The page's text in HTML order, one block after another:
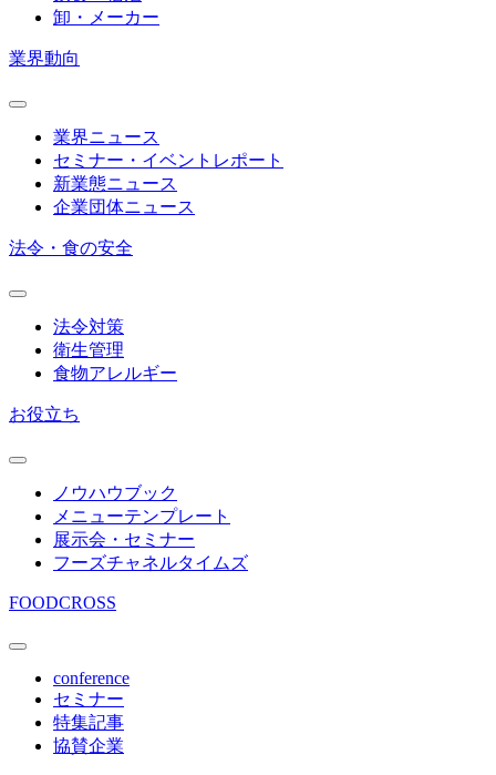
卸・メーカー
業界動向
業界ニュース
セミナー・イベントレポート
新業態ニュース
企業団体ニュース
法令・食の安全
法令対策
衛生管理
食物アレルギー
お役立ち
ノウハウブック
メニューテンプレート
展示会・セミナー
フーズチャネルタイムズ
FOODCROSS
conference
セミナー
特集記事
協賛企業